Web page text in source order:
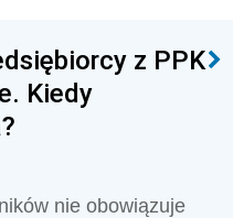
z PPK
Kiedy
nie obowiązuje